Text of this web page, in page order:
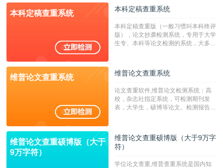
校用来检测硕博论文的系统，检测范围
广，数据来源真实，检测算法合理!本
字符数30万）
本科定稿查重系统 本科定稿查重系统
本科定稿查重版（一般习惯叫本科终评
版），论文抄袭检测系统，专用于大学
生专、本科等论文检测的系统，大多数
维普论文查重系统 维普论文查重系统
论文查重软件,维普论文检测系统：高
校，杂志社指定系统，可检测期刊发
表，大学生，硕博等论文。检测报告支
维普论文查重硕博版（大于
9万字符）
维普论文查重硕博版（大于9万字
符）
学位论文查重,维普查重系统是国内知